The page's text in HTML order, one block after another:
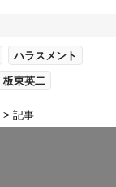
ハラスメント
板東英二
記事